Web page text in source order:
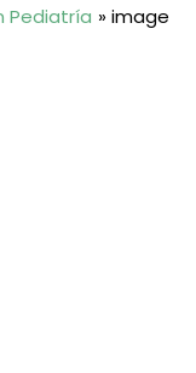
Pediatría image